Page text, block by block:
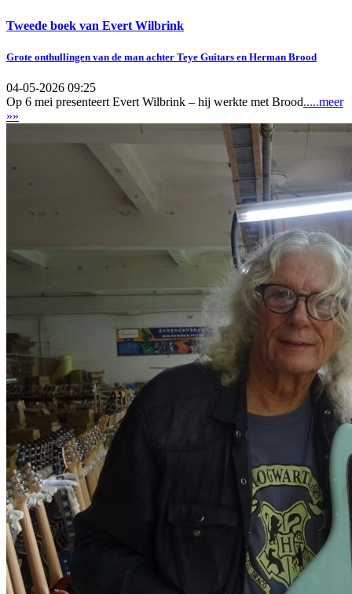
Tweede boek van Evert Wilbrink
Grote onthullingen van de man achter Teye Guitars en Herman Brood
04-05-2026 09:25
Op 6 mei presenteert Evert Wilbrink – hij werkte met Brood.....meer
»»